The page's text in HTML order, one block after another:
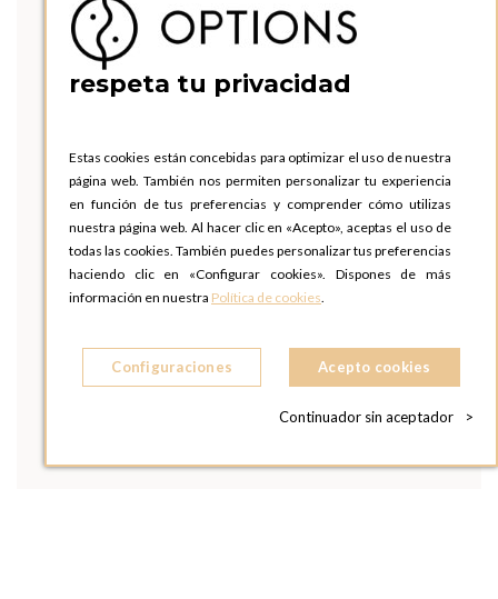
respeta tu privacidad
Estas cookies están concebidas para optimizar el uso de nuestra
página web. También nos permiten personalizar tu experiencia
en función de tus preferencias y comprender cómo utilizas
nuestra página web. Al hacer clic en «Acepto», aceptas el uso de
todas las cookies. También puedes personalizar tus preferencias
haciendo clic en «Configurar cookies». Dispones de más
información en nuestra Política de cookies.
Configuraciones Acepto cookies
Continuador sin aceptador >